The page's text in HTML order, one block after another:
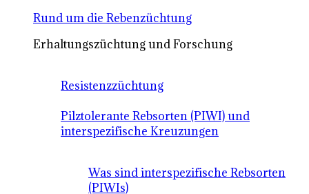
Rund um die Rebenzüchtung
Erhaltungszüchtung und Forschung
Resistenzzüchtung
Pilztolerante Rebsorten (PIWI) und
interspezifische Kreuzungen
Was sind interspezifische Rebsorten
(PIWIs)